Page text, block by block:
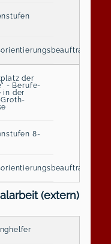
der
- Berufe-
in der
8-
(extern)